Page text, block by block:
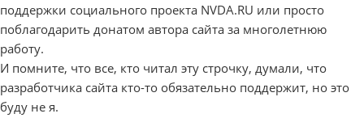
поддержки социального проекта NVDA.RU или просто
поблагодарить донатом автора сайта за многолетнюю
работу.
И помните, что все, кто читал эту строчку, думали, что
разработчика сайта кто-то обязательно поддержит, но это
буду не я.